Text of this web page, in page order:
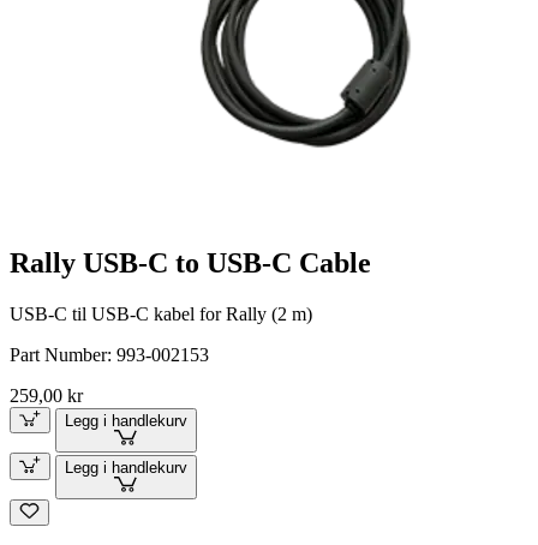
Rally USB-C to USB-C Cable
USB-C til USB-C kabel for Rally (2 m)
Part Number: 993-002153
259,00 kr
Legg i handlekurv
Legg i handlekurv